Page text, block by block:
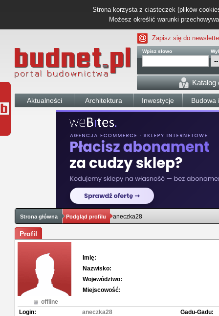
Strona korzysta z ciasteczek (plików
Możesz określić warunki
Zapisz się do
Wpisz słowo
Katalog
Aktualności Architektura Inwestycje Budowa
Strona główna Podgląd profilu aneczka28
Profil
offline
Imię:
Nazwisko:
Województwo:
Miejscowość:
Login:
aneczka28
Gadu-Gadu: